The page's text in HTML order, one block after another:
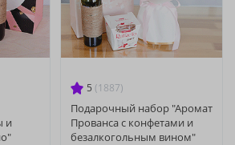
и
5 (1887)
Подарочный набор "Аромат
Прованса с конфетами и
безалкогольным вином"